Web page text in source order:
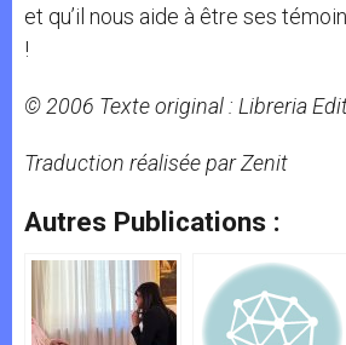
et qu’il nous aide à être ses
!
© 2006 Texte original : Libreria
Traduction réalisée par Zenit
Autres Publications :